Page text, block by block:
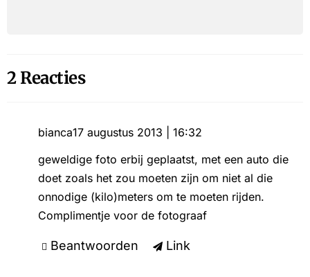
2 Reacties
bianca17 augustus 2013 | 16:32
geweldige foto erbij geplaatst, met een auto die
doet zoals het zou moeten zijn om niet al die
onnodige (kilo)meters om te moeten rijden.
Complimentje voor de fotograaf
Beantwoorden Link